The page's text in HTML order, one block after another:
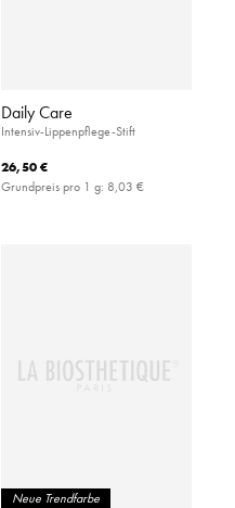
Daily Care
Intensiv-Lippenpflege-Stift
26,50 €
Grundpreis pro 1 g: 8,03 €
Neue Trendfarbe